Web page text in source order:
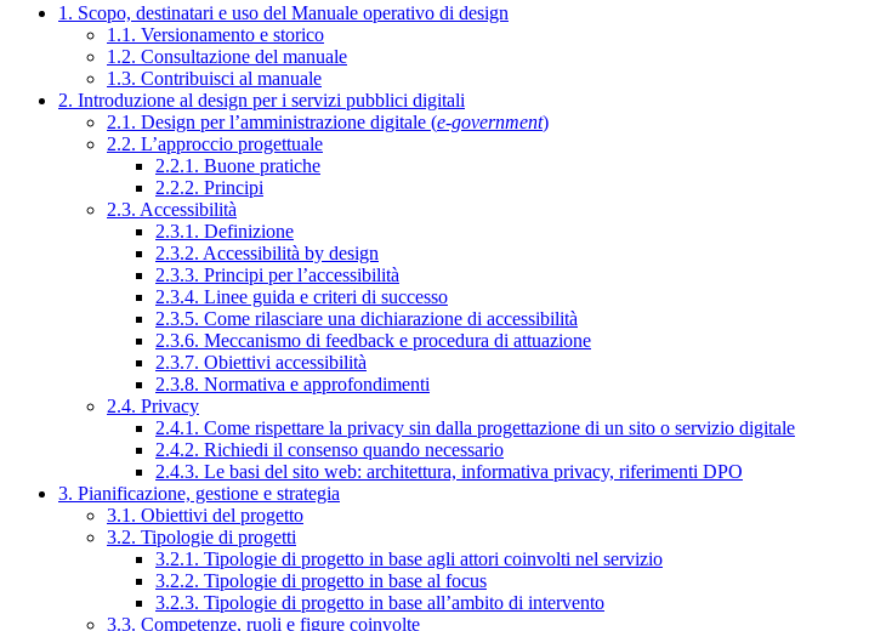
1. Scopo, destinatari e uso del Manuale operativo di design
1.1. Versionamento e storico
1.2. Consultazione del manuale
1.3. Contribuisci al manuale
2. Introduzione al design per i servizi pubblici digitali
2.1. Design per l’amministrazione digitale (e-government)
2.2. L’approccio progettuale
2.2.1. Buone pratiche
2.2.2. Principi
2.3. Accessibilità
2.3.1. Definizione
2.3.2. Accessibilità by design
2.3.3. Principi per l’accessibilità
2.3.4. Linee guida e criteri di successo
2.3.5. Come rilasciare una dichiarazione di accessibilità
2.3.6. Meccanismo di feedback e procedura di attuazione
2.3.7. Obiettivi accessibilità
2.3.8. Normativa e approfondimenti
2.4. Privacy
2.4.1. Come rispettare la privacy sin dalla progettazione di un sito o servizio digitale
2.4.2. Richiedi il consenso quando necessario
2.4.3. Le basi del sito web: architettura, informativa privacy, riferimenti DPO
3. Pianificazione, gestione e strategia
3.1. Obiettivi del progetto
3.2. Tipologie di progetti
3.2.1. Tipologie di progetto in base agli attori coinvolti nel servizio
3.2.2. Tipologie di progetto in base al focus
3.2.3. Tipologie di progetto in base all’ambito di intervento
3.3. Competenze, ruoli e figure coinvolte